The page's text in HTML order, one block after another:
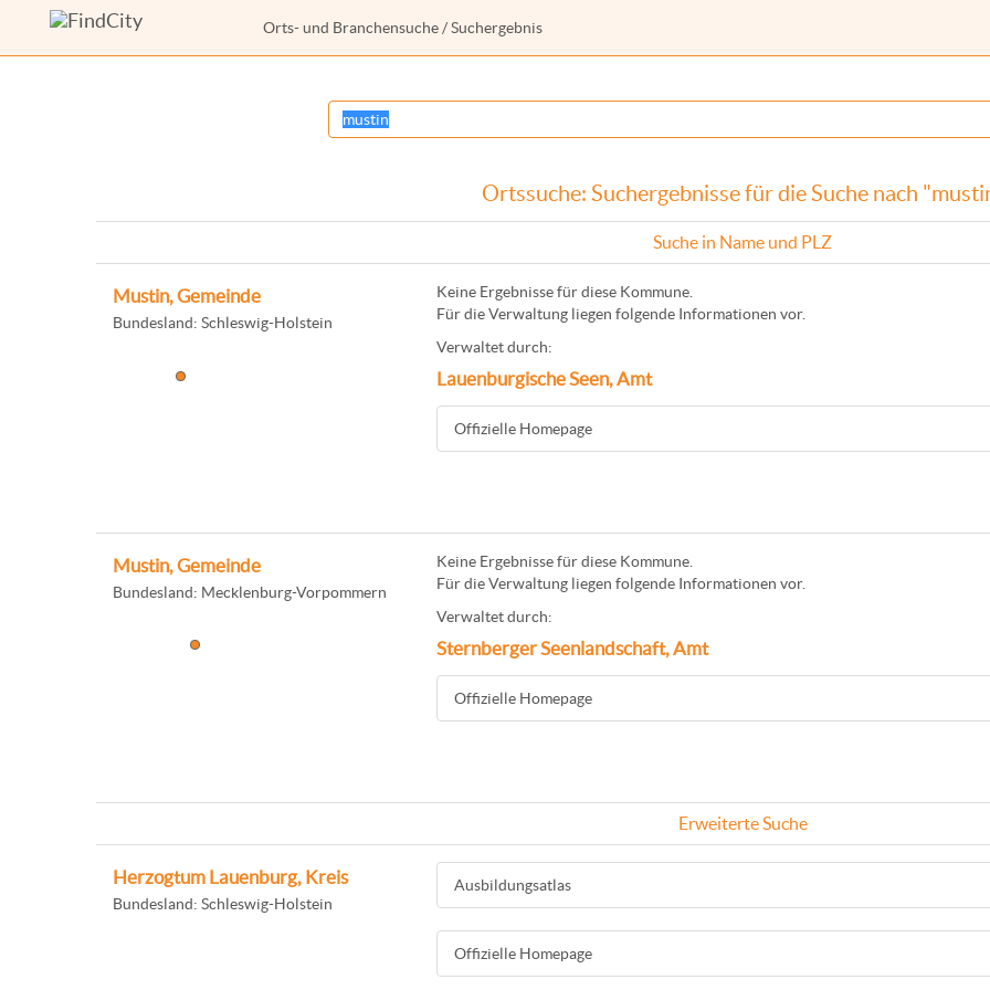
Orts- und Branchensuche / Suchergebnis
Ortssuche: Suchergebnisse für die Suche nach
Suche in Name und PLZ
Mustin, Gemeinde
Bundesland: Schleswig-Holstein
Keine Ergebnisse für diese Kommune.
Für die Verwaltung liegen folgende Informationen vor.
Verwaltet durch:
Lauenburgische Seen, Amt
Offizielle Homepage
Mustin, Gemeinde
Bundesland: Mecklenburg-Vorpommern
Keine Ergebnisse für diese Kommune.
Für die Verwaltung liegen folgende Informationen vor.
Verwaltet durch:
Sternberger Seenlandschaft, Amt
Offizielle Homepage
Erweiterte Suche
Herzogtum Lauenburg, Kreis
Bundesland: Schleswig-Holstein
Ausbildungsatlas
Offizielle Homepage